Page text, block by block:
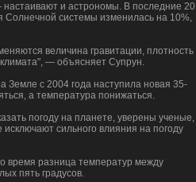
и астрономы. В последние 20
Солнечной системы изменилась на 10%,
величина гравитации, плотность
— объясняет Супрун.
Земле c 2004 года наступила новая 35-
а температура понижаться.
погоду на планете, уверены ученые,
сильного влияния на погоду
время разница температур между
пять градусов.